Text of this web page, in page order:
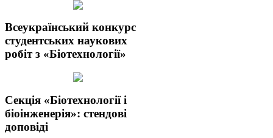
Всеукраїнський конкурс
студентських наукових
робіт з «Біотехнології»
Секція «Біотехнології і
біоінженерія»: стендові
доповіді